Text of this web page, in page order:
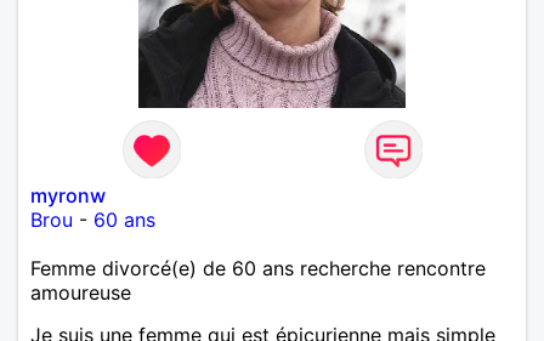
myronw
Brou - 60 ans
Femme divorcé(e) de 60 ans recherche rencontre
amoureuse
Je suis une femme qui est épicurienne mais simple